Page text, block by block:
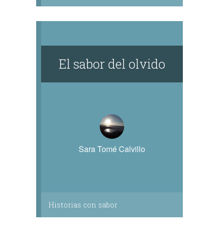
El sabor del olvido
Sara Tomé Calvillo
Historias con sabor